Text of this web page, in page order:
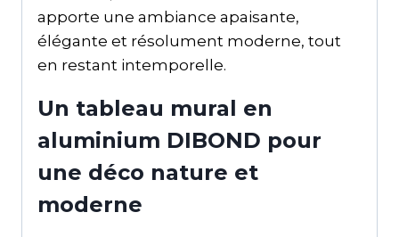
apporte une ambiance apaisante,
élégante et résolument moderne, tout
en restant intemporelle.
Un tableau mural en
aluminium DIBOND pour
une déco nature et
moderne